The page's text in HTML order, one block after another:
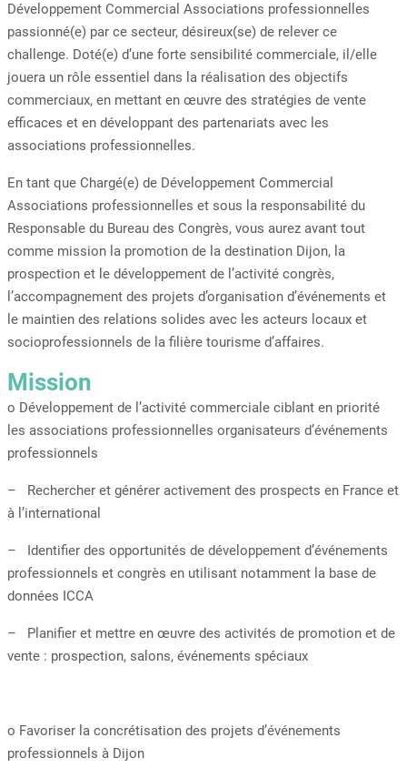
Développement Commercial Associations professionnelles
passionné(e) par ce secteur, désireux(se) de relever ce
challenge. Doté(e) d’une forte sensibilité commerciale, il/elle
jouera un rôle essentiel dans la réalisation des objectifs
commerciaux, en mettant en œuvre des stratégies de vente
efficaces et en développant des partenariats avec les
associations professionnelles.
En tant que Chargé(e) de Développement Commercial
Associations professionnelles et sous la responsabilité du
Responsable du Bureau des Congrès, vous aurez avant tout
comme mission la promotion de la destination Dijon, la
prospection et le développement de l’activité congrès,
l’accompagnement des projets d’organisation d’événements et
le maintien des relations solides avec les acteurs locaux et
socioprofessionnels de la filière tourisme d’affaires.
Mission
o Développement de l’activité commerciale ciblant en priorité
les associations professionnelles organisateurs d’événements
professionnels
– Rechercher et générer activement des prospects en France et
à l’international
– Identifier des opportunités de développement d’événements
professionnels et congrès en utilisant notamment la base de
données ICCA
– Planifier et mettre en œuvre des activités de promotion et de
vente : prospection, salons, événements spéciaux
o Favoriser la concrétisation des projets d’événements
professionnels à Dijon